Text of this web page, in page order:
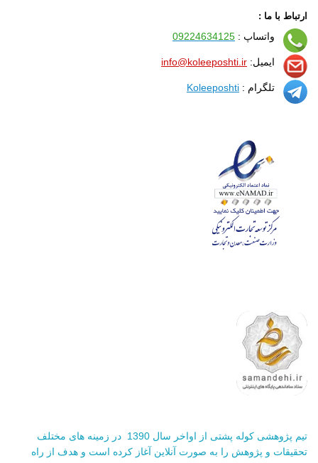
ارتباط با ما :
واتساپ : 09224634125
ایمیل: info@koleeposhti.ir
تلگرام : Koleeposhti
تیم پژوهشی کوله پشتی از اواخر سال 1390 در زمینه های مختلف
تحقیقات و پژوهش را به صورت آنلاین آغاز کرده است و هدف از راه